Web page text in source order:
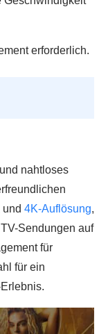
erforderlich.
nahtloses
4K-Auflösung,
Sendungen auf
für
für ein